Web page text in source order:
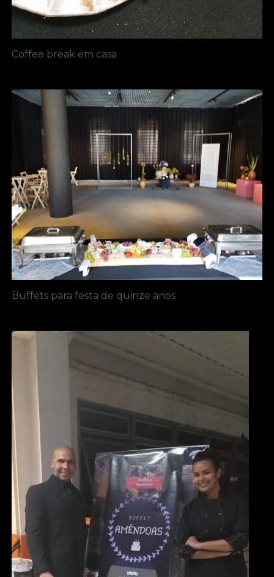
Coffee break em casa
Buffets para festa de quinze anos